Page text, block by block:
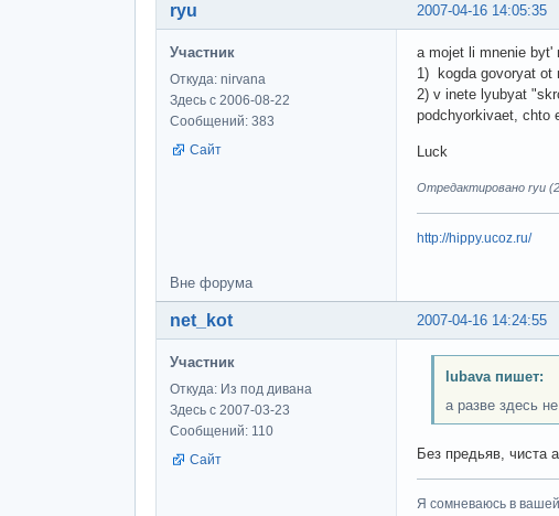
2007-04-16 14:05:35
ryu
Участник
Откуда: nirvana
Здесь с 2006-08-22
Сообщений: 383
Сайт
a mojet li mnenie byt'
1) kogda govoryat ot
2) v inete lyubyat
podchyorkivaet, chto
Luck
Отредактировано ryu
http://hippy.ucoz.ru/
Вне форума
2007-04-16 14:24:55
net_kot
Участник
Откуда: Из под дивана
Здесь с 2007-03-23
Сообщений: 110
Сайт
lubava пишет:
а разве здесь
Без предьяв, чиста
Я сомневаюсь в